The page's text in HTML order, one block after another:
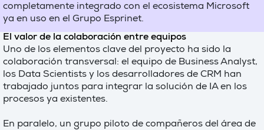
completamente integrado con el ecosistema Microsoft
ya en uso en el Grupo Esprinet.
El valor de la colaboración entre equipos
Uno de los elementos clave del proyecto ha sido la
colaboración transversal: el equipo de Business Analyst,
los Data Scientists y los desarrolladores de CRM han
trabajado juntos para integrar la solución de IA en los
procesos ya existentes.
En paralelo, un grupo piloto de compañeros del área de